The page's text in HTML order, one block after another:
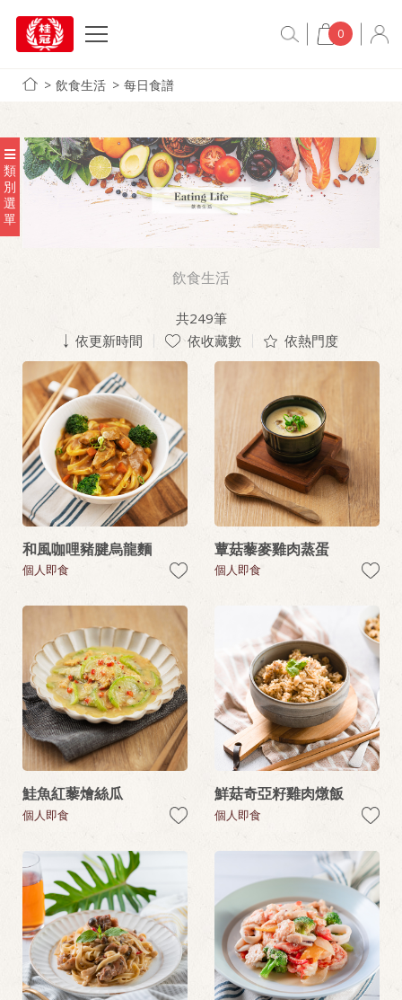
0
飲食生活 每日食譜
類
別
選
單
飲食生活
共249筆
依更新時間
依收藏數 依熱門度
和風咖哩豬腱烏龍麵
個人即食
蕈菇藜麥雞肉蒸蛋
個人即食
鮭魚紅藜燴絲瓜
個人即食
鮮菇奇亞籽雞肉燉飯
個人即食